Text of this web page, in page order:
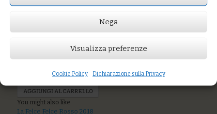
Nega
Visualizza preferenze
Cookie Policy Dichiarazione sulla Privacy
€15,00
AGGIUNGI AL CARRELLO
You might also like
La Felce Felce Rosso 2018